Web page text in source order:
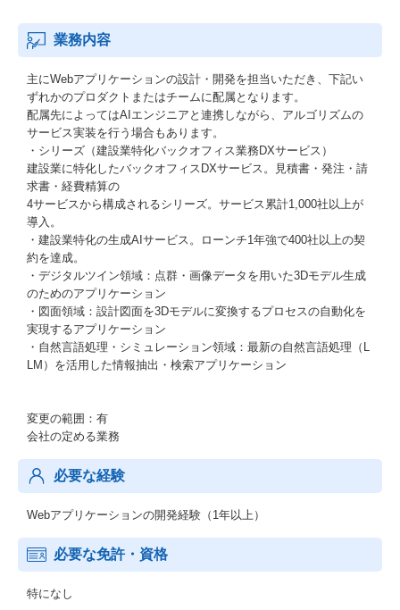
業務内容
主にWebアプリケーションの設計・開発を担当いただき、下記い
ずれかのプロダクトまたはチームに配属となります。
配属先によってはAIエンジニアと連携しながら、アルゴリズムの
サービス実装を行う場合もあります。
・シリーズ（建設業特化バックオフィス業務DXサービス）
建設業に特化したバックオフィスDXサービス。見積書・発注・請
求書・経費精算の
4サービスから構成されるシリーズ。サービス累計1,000社以上が
導入。
・建設業特化の生成AIサービス。ローンチ1年強で400社以上の契
約を達成。
・デジタルツイン領域：点群・画像データを用いた3Dモデル生成
のためのアプリケーション
・図面領域：設計図面を3Dモデルに変換するプロセスの自動化を
実現するアプリケーション
・自然言語処理・シミュレーション領域：最新の自然言語処理（L
LM）を活用した情報抽出・検索アプリケーション
変更の範囲：有
会社の定める業務
必要な経験
Webアプリケーションの開発経験（1年以上）
必要な免許・資格
特になし